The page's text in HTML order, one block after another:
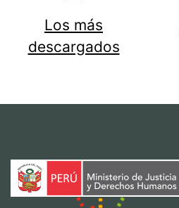
Los más
descargados